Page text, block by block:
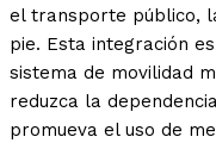
el transporte público,
pie. Esta integración
sistema de movilidad
reduzca la
promueva el uso de